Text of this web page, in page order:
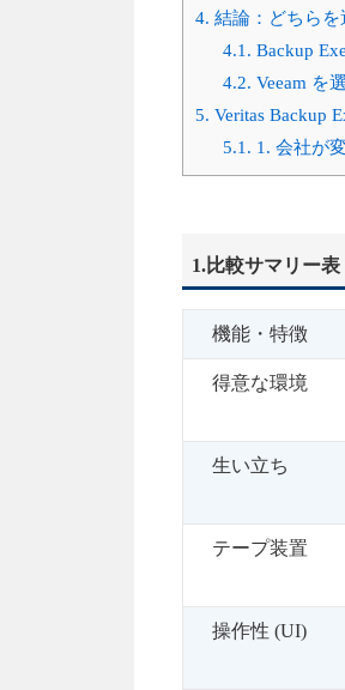
4. 結論：どちらを
4.1. Backup
4.2. Veeam を
5. Veritas Backup
5.1. 1. 会社が
1.比較サマリー表
機能・特徴
得意な環境
生い立ち
テープ装置
操作性 (UI)